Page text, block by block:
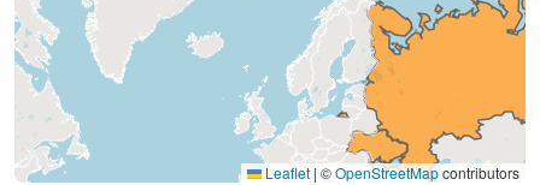
Leaflet | ©OpenStreetMapcontributors